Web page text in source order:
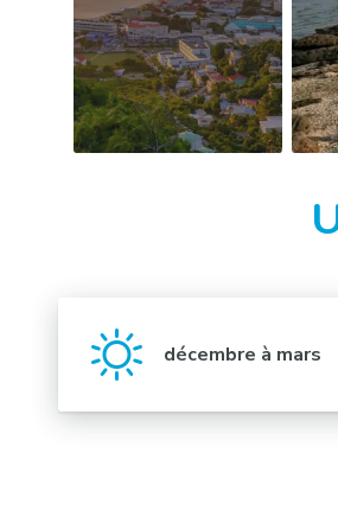
décembre à mars